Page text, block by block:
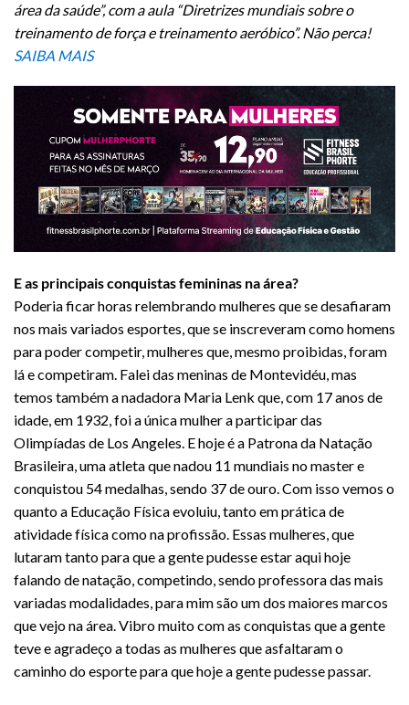
área da saúde”, com a aula “Diretrizes mundiais sobre o
treinamento de força e treinamento aeróbico”. Não perca!
SAIBA MAIS
E as principais conquistas femininas na área?
Poderia ficar horas relembrando mulheres que se desafiaram
nos mais variados esportes, que se inscreveram como homens
para poder competir, mulheres que, mesmo proibidas, foram
lá e competiram. Falei das meninas de Montevidéu, mas
temos também a nadadora Maria Lenk que, com 17 anos de
idade, em 1932, foi a única mulher a participar das
Olimpíadas de Los Angeles. E hoje é a Patrona da Natação
Brasileira, uma atleta que nadou 11 mundiais no master e
conquistou 54 medalhas, sendo 37 de ouro. Com isso vemos o
quanto a Educação Física evoluiu, tanto em prática de
atividade física como na profissão. Essas mulheres, que
lutaram tanto para que a gente pudesse estar aqui hoje
falando de natação, competindo, sendo professora das mais
variadas modalidades, para mim são um dos maiores marcos
que vejo na área. Vibro muito com as conquistas que a gente
teve e agradeço a todas as mulheres que asfaltaram o
caminho do esporte para que hoje a gente pudesse passar.